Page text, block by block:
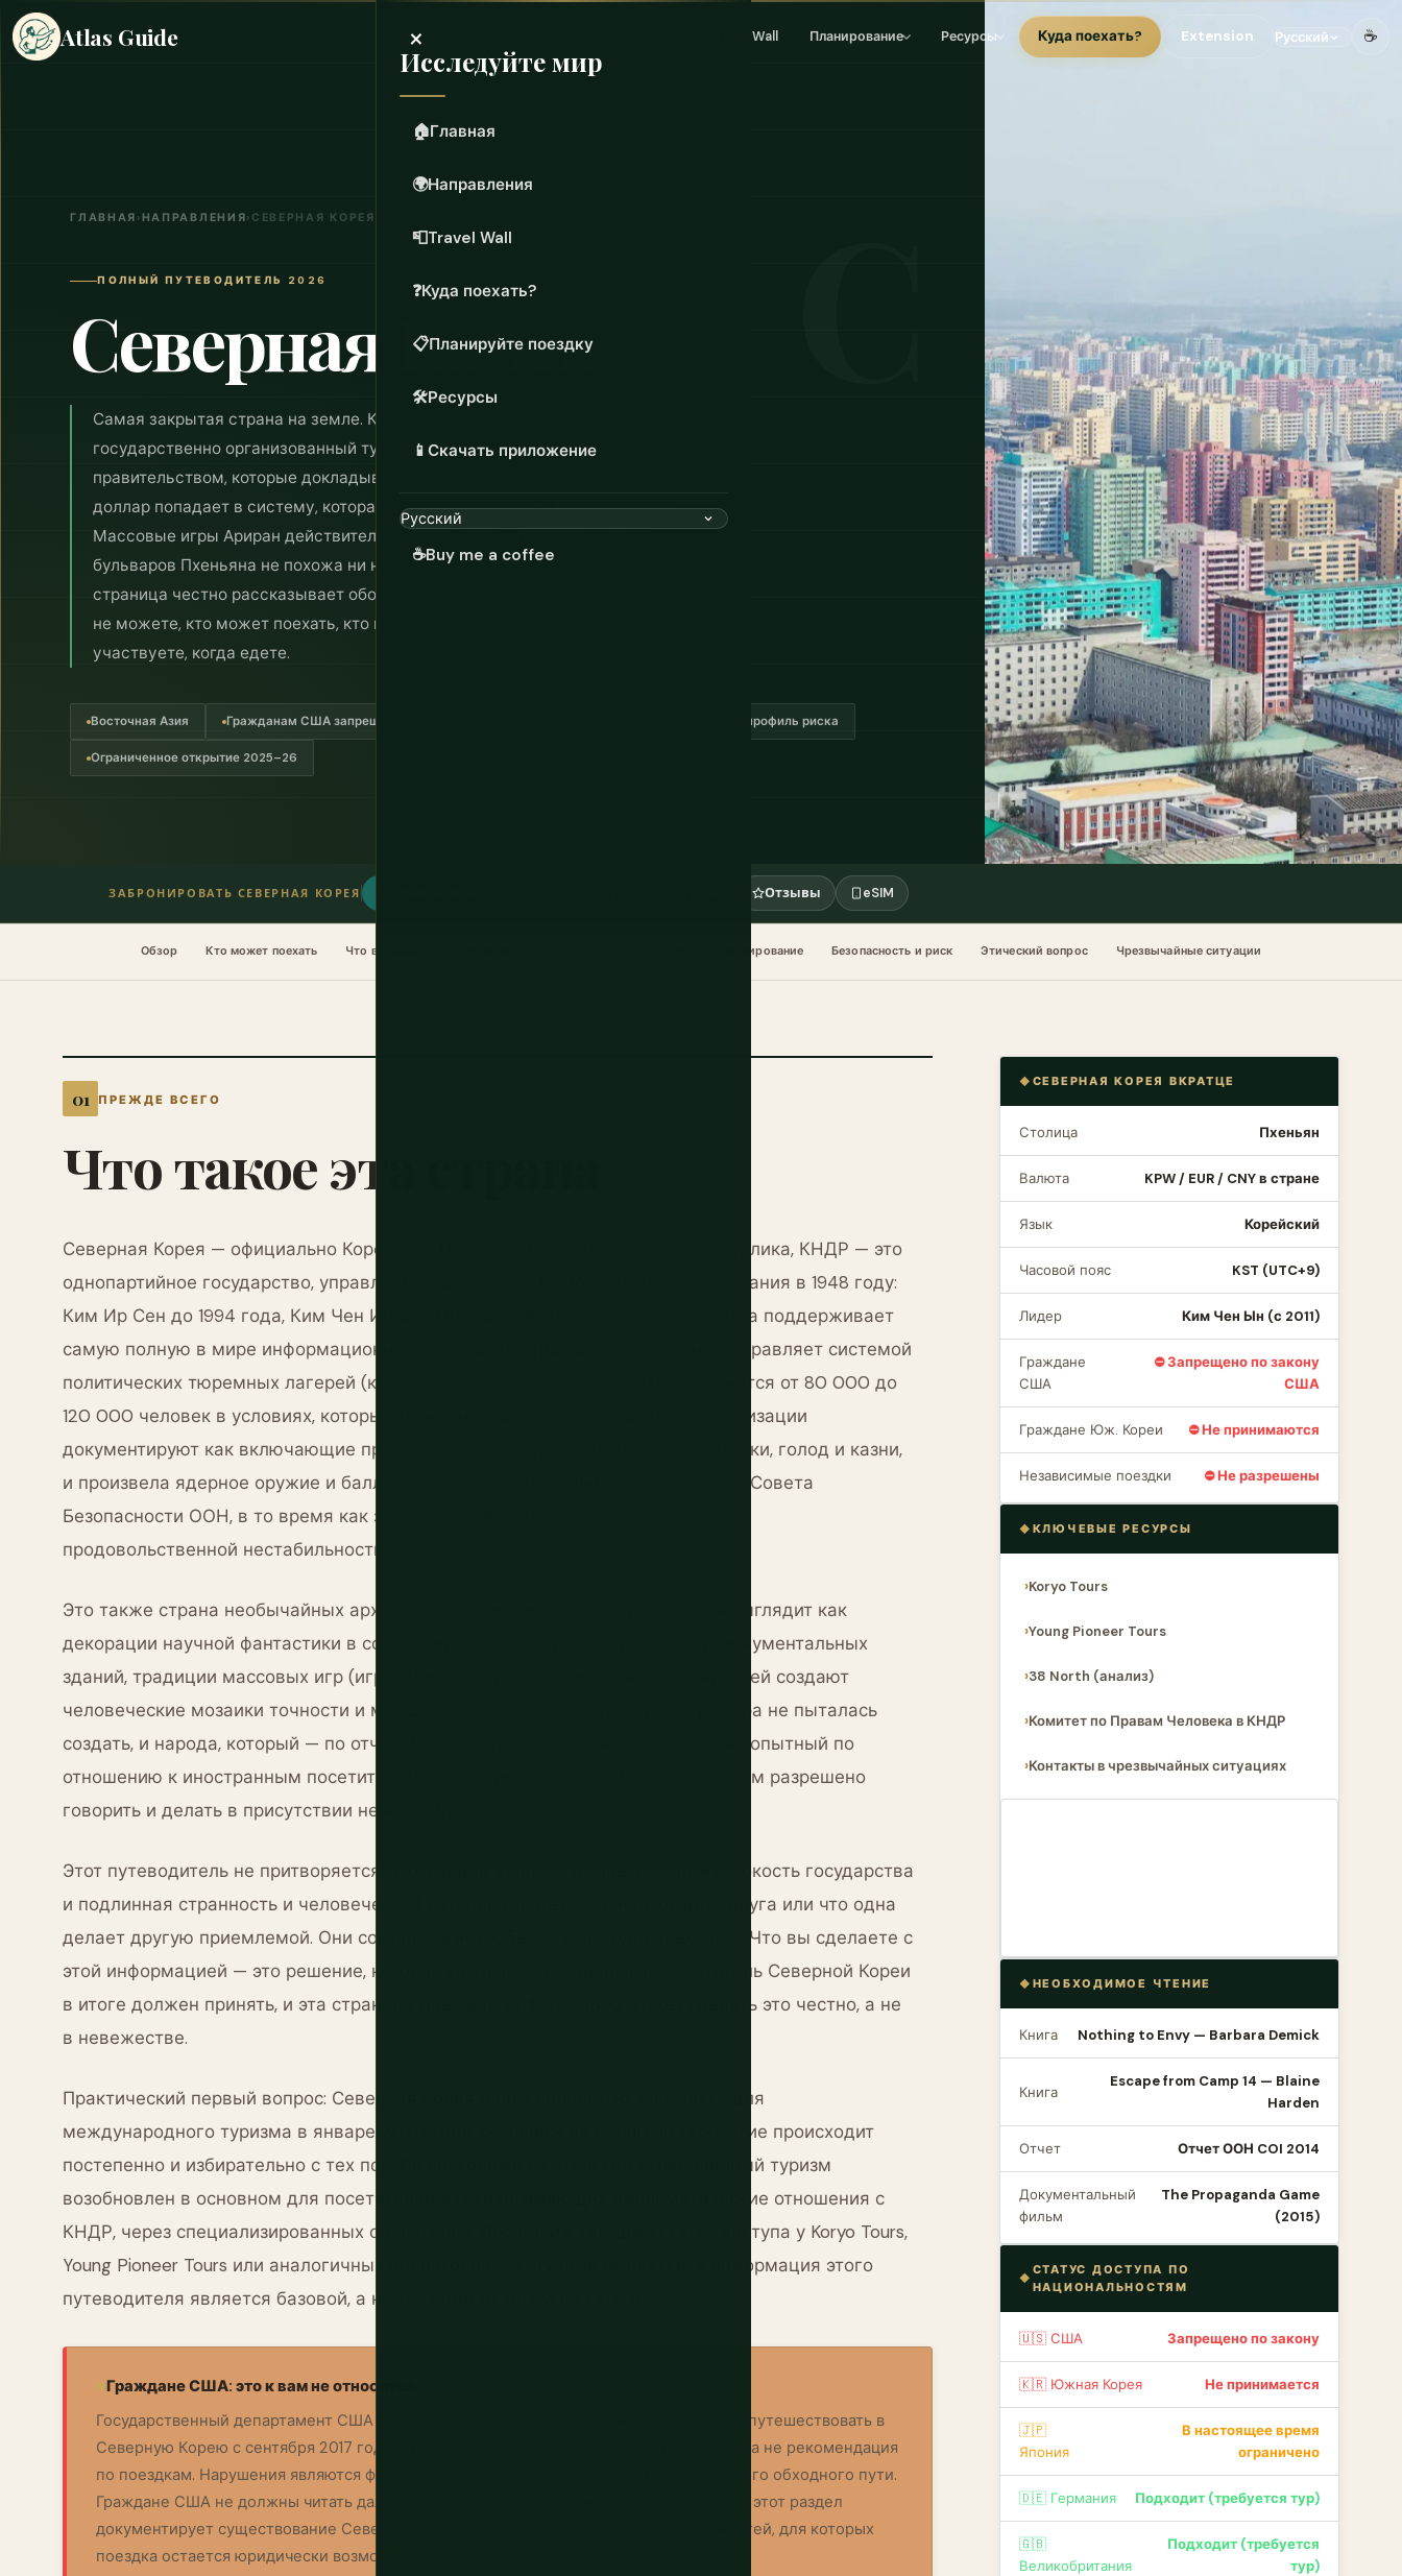
Atlas Guide Travel Wall Планирование Ресурсы Куда поехать? Extension ☕
×
Исследуйте мир
🏠Главная
🌍Направления
📮Travel Wall
❓Куда поехать?
📋Планируйте поездку
🛠️Ресурсы
📱 Скачать приложение
☕Buy me a coffee
ГЛАВНАЯ ›НАПРАВЛЕНИЯ› СЕВЕРНАЯ КОРЕЯ
ПОЛНЫЙ ПУТЕВОДИТЕЛЬ 2026
Северная Корея
Самая закрытая страна на земле. Каждое посещение — это
государственно организованный тур с гидами, назначенными
правительством, которые докладывают о вас. Каждый потраченный вами
доллар попадает в систему, которая финансирует режим Кимов и армию.
Массовые игры Ариран действительно необычайны. Пустота широких
бульваров Пхеньяна не похожа ни на что, что вы когда-либо увидите. Эта
страница честно рассказывает обо всем — что вы можете увидеть, чего
не можете, кто может поехать, кто не может и в чем вы на самом деле
участвуете, когда едете.
Восточная Азия Гражданам США запрещено Уникальный профиль риска
Ограниченное открытие 2025–26
ЗАБРОНИРОВАТЬ СЕВЕРНАЯ КОРЕЯ Отзывы eSIM
Обзор Кто может поехать Что вы увидите Планирование Безопасность и риск Этический вопрос Чрезвычайные ситуации
ПРЕЖДЕ ВСЕГО
Чтотакоеэта
Северная Корея — официально Корейская Народно-Демократическая Республика, КНДР — это
однопартийное государство, управляемое династией Кимов с момента основания в 1948 году:
Ким Ир Сен до 1994 года, Ким Чен Ир до 2011 года и Ким Чен Ын с тех пор. Она поддерживает
самую полную в мире информационную блокаду против своего населения, управляет системой
политических тюремных лагерей (кванлисо), в которых, по оценкам, содержится от 80 000 до
120 000 человек в условиях, которые международные правозащитные организации
документируют как включающие принудительный труд, систематические пытки, голод и казни,
и произвела ядерное оружие и баллистические ракеты в defiance резолюций Совета
Безопасности ООН, в то время как значительная часть ее населения живет в
продовольственной нестабильности.
Это также страна необычайных архитектурных амбиций, столицы, которая выглядит как
декорации научной фантастики в сочетании широких пустых бульваров и монументальных
зданий, традиции массовых игр (игры Ариран), где десятки тысяч исполнителей создают
человеческие мозаики точности и масштаба, которые никакая другая культура не пыталась
создать, и народа, который — по отчетам посетителей — так же теплый и любопытный по
отношению к иностранным посетителям, как люди везде, в рамках того, что им разрешено
говорить и делать в присутствии незнакомцев.
Этот путеводитель не притворяется, что эти две вещи — чрезвычайная жестокость государства
и подлинная странность и человеческий интерес страны — отменяют друг друга или что одна
делает другую приемлемой. Они сосуществуют. Обе истинны одновременно. Что вы сделаете с
этой информацией — это решение, которое каждый потенциальный посетитель Северной Кореи
в итоге должен принять, и эта страница дает вам информацию, чтобы сделать это честно, а не
в невежестве.
Практический первый вопрос: Северная Корея почти полностью закрылась для
международного туризма в январе 2020 года, ссылаясь на COVID-19. Открытие происходит
постепенно и избирательно с тех пор. По состоянию на 2026 год ограниченный туризм
возобновлен в основном для посетителей из стран, имеющих дипломатические отношения с
КНДР, через специализированных операторов. Проверьте текущий статус доступа у Koryo Tours,
Young Pioneer Tours или аналогичных операторов — ситуация меняется, и информация этого
путеводителя является базовой, а не текущим отчетом о статусе.
Граждане США: это к вам не относится.
Государственный департамент США запретил держателям американских паспортов путешествовать в
Северную Корею с сентября 2017 года. Это федеральное юридическое ограничение, а не рекомендация
по поездкам. Нарушения являются федеральными преступлениями. Нет практического обходного пути.
Граждане США не должны читать дальше как материал для планирования поездки — этот раздел
документирует существование Северной Кореи как направления для национальностей, для которых
поездка остается юридически возможной.
СЕВЕРНАЯ КОРЕЯ ВКРАТЦЕ
Столица Пхеньян
Валюта KPW / EUR / CNY в стране
Язык Корейский
Часовой пояс KST (UTC+9)
Лидер Ким Чен Ын (с 2011)
Граждане
США
⛔ Запрещено по закону
США
Граждане Юж. Кореи ⛔ Не принимаются
Независимые поездки ⛔ Не разрешены
КЛЮЧЕВЫЕ РЕСУРСЫ
Koryo Tours
Young Pioneer Tours
38 North (анализ)
Комитет по Правам Человека в КНДР
Контакты в чрезвычайных ситуациях
НЕОБХОДИМОЕ ЧТЕНИЕ
Книга Nothing to Envy — Barbara Demick
Книга
Escape from Camp 14 — Blaine
Harden
Отчет Отчет ООН COI 2014
Документальный
фильм
The Propaganda Game
(2015)
СТАТУС ДОСТУПА ПО
НАЦИОНАЛЬНОСТЯМ
🇺🇸 США Запрещено по закону
🇰🇷 Южная Корея Не принимается
🇯🇵
Япония
В настоящее время
ограничено
🇩🇪 Германия Подходит (требуется тур)
🇬🇧
Великобритания
Подходит (требуется
тур)